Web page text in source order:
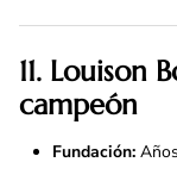
11. Louison
campeón
Fundación: